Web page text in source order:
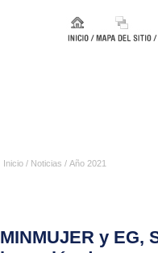
Inicio / Noticias / Año 2021
MINMUJER y EG,